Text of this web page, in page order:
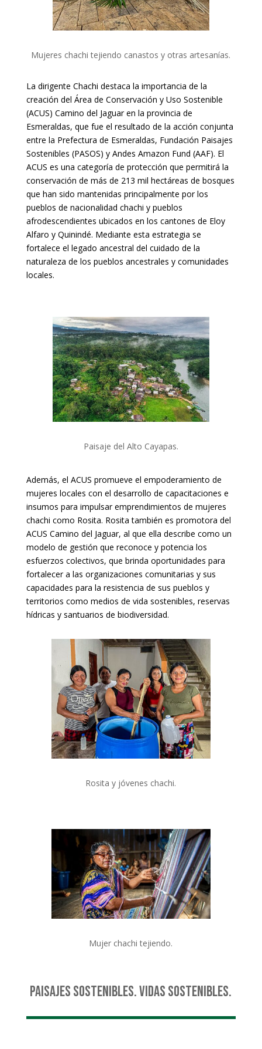
Mujeres chachi tejiendo canastos y otras artesanías.
La dirigente Chachi destaca la importancia de la
creación del Área de Conservación y Uso Sostenible
(ACUS) Camino del Jaguar en la provincia de
Esmeraldas, que fue el resultado de la acción conjunta
entre la Prefectura de Esmeraldas, Fundación Paisajes
Sostenibles (PASOS) y Andes Amazon Fund (AAF). El
ACUS es una categoría de protección que permitirá la
conservación de más de 213 mil hectáreas de bosques
que han sido mantenidas principalmente por los
pueblos de nacionalidad chachi y pueblos
afrodescendientes ubicados en los cantones de Eloy
Alfaro y Quinindé. Mediante esta estrategia se
fortalece el legado ancestral del cuidado de la
naturaleza de los pueblos ancestrales y comunidades
locales.
Paisaje del Alto Cayapas.
Además, el ACUS promueve el empoderamiento de
mujeres locales con el desarrollo de capacitaciones e
insumos para impulsar emprendimientos de mujeres
chachi como Rosita. Rosita también es promotora del
ACUS Camino del Jaguar, al que ella describe como un
modelo de gestión que reconoce y potencia los
esfuerzos colectivos, que brinda oportunidades para
fortalecer a las organizaciones comunitarias y sus
capacidades para la resistencia de sus pueblos y
territorios como medios de vida sostenibles, reservas
hídricas y santuarios de biodiversidad.
Rosita y jóvenes chachi.
Mujer chachi tejiendo.
Paisajes Sostenibles. Vidas Sostenibles.